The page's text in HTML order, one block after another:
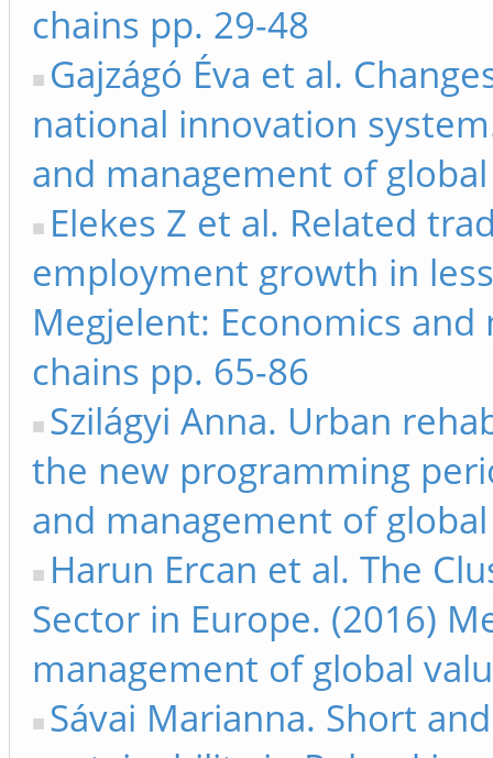
chains pp. 29-48
Gajzágó Éva et al.
national innovation
and management of
Elekes Z et al. Related
employment growth in
Megjelent: Economics
chains pp. 65-86
Szilágyi Anna. Urban
the new programming
and management of
Harun Ercan et al. The
Sector in Europe. (2016)
management of global
Sávai Marianna. Short